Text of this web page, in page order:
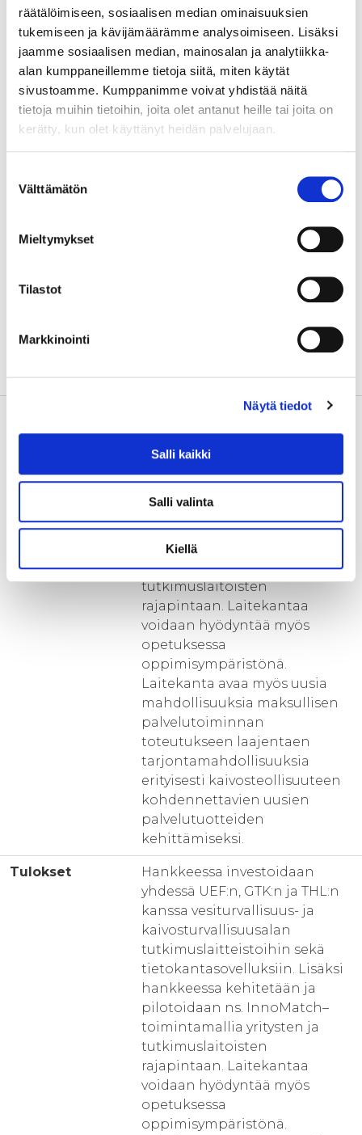
räätälöimiseen, sosiaalisen median ominaisuuksien
tukemiseen ja kävijämäärämme analysoimiseen. Lisäksi
jaamme sosiaalisen median, mainosalan ja analytiikka-
alan kumppaneillemme tietoja siitä, miten käytät
sivustoamme. Kumppanimme voivat yhdistää näitä
tietoja muihin tietoihin, joita olet antanut heille tai joita on
kerätty, kun olet käyttänyt heidän palvelujaan.
valinta
Välttämätön
Mieltymykset
Tilastot
Markkinointi
Näytä tiedot
Salli kaikki
Salli valinta
Kiellä
hallinnassa ovat nostaneet
esille tarpeita kehittää sekä
vesiturvallisuusalan osaamista
ja teknologioita, että kaivosten
ympäristövaikutusten entistä
parempaa ja
kokonaisvaltaisempaa
erilaisten yksikköprosessien
monitoroinnille toisaalta
esim. vedenjakeluverkostojen
kontrollointia, sekä toisaalta
purkuvesistöissä.
Hankkeessa investoidaan
yhdessä UEF:n, GTK:n ja THL:n
kanssa vesiturvallisuus- ja
tietokantasovelluksiin. Lisäksi
hankkeessa kehitetään ja
pilotoidaan ns. InnoMatch–
toimintamallia yritysten ja
tutkimuslaitoisten
rajapintaan. Laitekantaa
voidaan hyödyntää myös
opetuksessa
oppimisympäristönä.
Laitekanta avaa myös uusia
mahdollisuuksia maksullisen
palvelutoiminnan
toteutukseen laajentaen
tarjontamahdollisuuksia
erityisesti kaivosteollisuuteen
kohdennettavien uusien
palvelutuotteiden
kehittämiseksi.
Tulokset
Hankkeessa investoidaan
yhdessä UEF:n, GTK:n ja THL:n
kanssa vesiturvallisuus- ja
kaivosturvallisuusalan
tutkimuslaitteistoihin sekä
tietokantasovelluksiin. Lisäksi
hankkeessa kehitetään ja
pilotoidaan ns. InnoMatch–
toimintamallia yritysten ja
tutkimuslaitoisten
rajapintaan. Laitekantaa
voidaan hyödyntää myös
opetuksessa
oppimisympäristönä.